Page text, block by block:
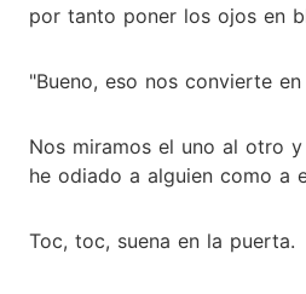
por tanto poner los ojos en
"Bueno, eso nos convierte
Nos miramos el uno al otro
he odiado a alguien como a
Toc, toc, suena en la puerta.